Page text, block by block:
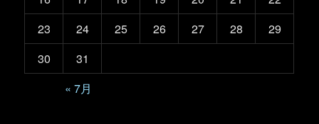
23
24 25 26 27 28
29
30
31
« 7月